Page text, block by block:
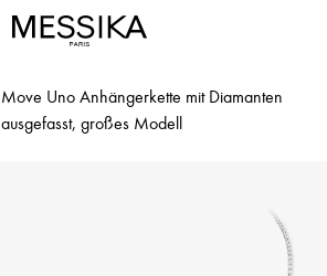
Move Uno Anhängerkette mit Diamanten
ausgefasst, großes Modell